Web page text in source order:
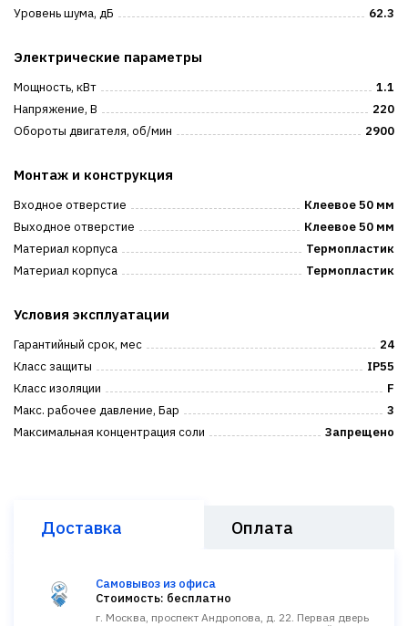
Уровень шума, дБ
62.3
Электрические параметры
Мощность, кВт
1.1
Напряжение, В
220
Обороты двигателя, об/мин
2900
Монтаж и конструкция
Входное отверстие
Клеевое 50 мм
Выходное отверстие
Клеевое 50 мм
Материал корпуса
Термопластик
Материал корпуса
Термопластик
Условия эксплуатации
Гарантийный срок, мес
24
Класс защиты
IP55
Класс изоляции
F
Макс. рабочее давление, Бар
3
Максимальная концентрация соли
Запрещено
Доставка Оплата
Самовывоз из офиса
Стоимость: бесплатно
г. Москва, проспект Андропова, д. 22. Первая дверь